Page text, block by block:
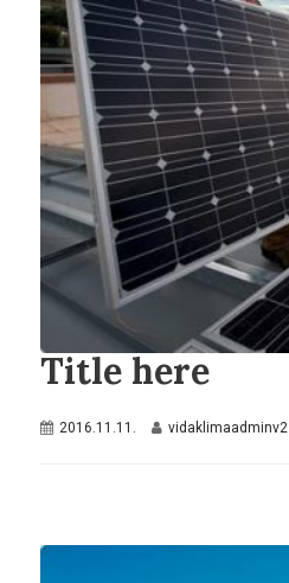
Title here
2016.11.11. vidaklimaadminv2